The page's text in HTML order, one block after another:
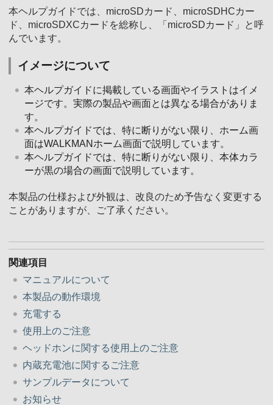
本ヘルプガイドでは、microSDカード、microSDHCカー
ド、microSDXCカードを総称し、「microSDカード」と呼
んでいます。
イメージについて
本ヘルプガイドに掲載している画面やイラストはイメ
ージです。実際の製品や画面とは異なる場合がありま
す。
本ヘルプガイドでは、特に断りがない限り、ホーム画
面はWALKMANホーム画面で説明しています。
本ヘルプガイドでは、特に断りがない限り、本体カラ
ーが黒の場合の画面で説明しています。
本製品の仕様および外観は、改良のため予告なく変更する
ことがありますが、ご了承ください。
関連項目
マニュアルについて
本製品の動作環境
充電する
使用上のご注意
ヘッドホンに関する使用上のご注意
内蔵充電池に関するご注意
サンプルデータについて
お知らせ